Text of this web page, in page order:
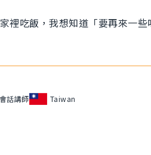
裡吃飯，我想知道「要再來一
話講師
Taiwan